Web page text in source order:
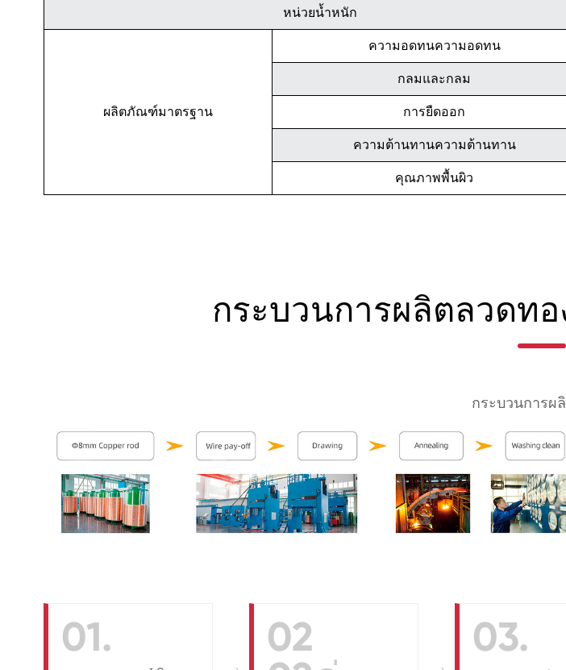
หน่วยน้ำหนัก
ผลิตภัณฑ์มาตรฐาน
ความอดทนความอดทน
กลมและกลม
การยืดออก
ความต้านทานความต้านทาน
คุณภาพพื้นผิว
กระบวนการผลิตลวดท
กระบวนการผ
01.
02
03.